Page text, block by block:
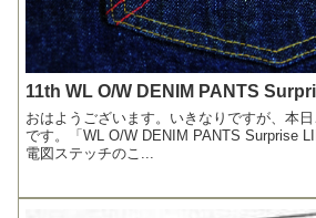
11th WL O/W DENIM PANTS
おはようございます。いきなりですが、本
です。「WL O/W DENIM PANTS Surprise
電図ステッチのこ...